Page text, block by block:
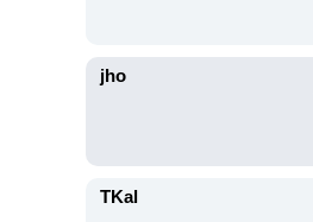
jho
TKal